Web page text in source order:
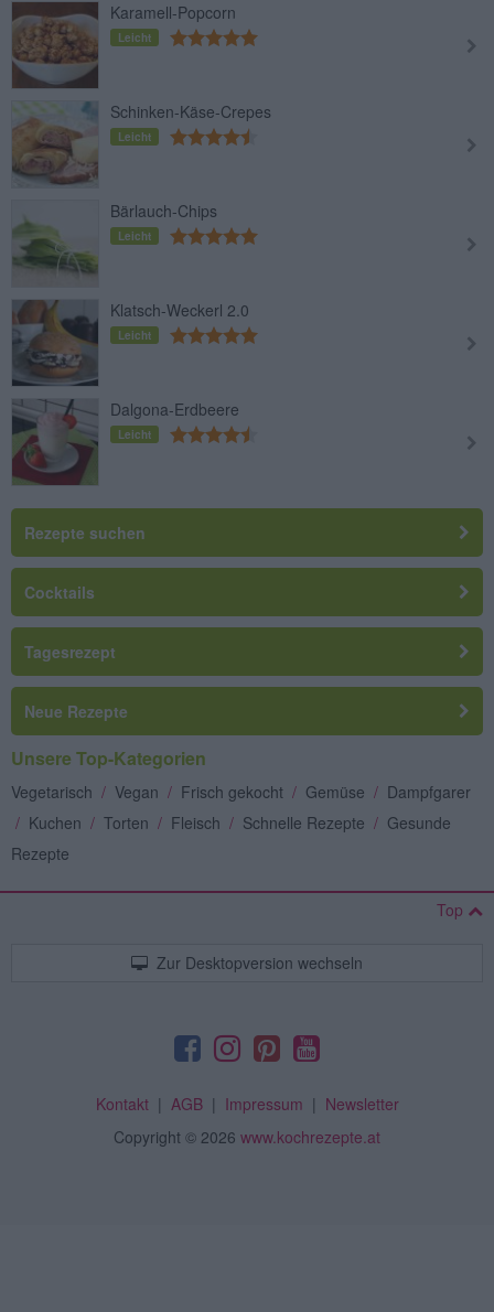
Karamell-Popcorn
Leicht
Schinken-Käse-Crepes
Leicht
Bärlauch-Chips
Leicht
Klatsch-Weckerl 2.0
Leicht
Dalgona-Erdbeere
Leicht
Rezepte suchen
Cocktails
Tagesrezept
Neue Rezepte
Unsere Top-Kategorien
Vegetarisch / Vegan / Frisch gekocht / Gemüse / Dampfgarer
/ Kuchen / Torten / Fleisch / Schnelle Rezepte / Gesunde
Rezepte
Top
Zur Desktopversion wechseln
Kontakt| AGB| Impressum | Newsletter
Copyright © 2026 www.kochrezepte.at